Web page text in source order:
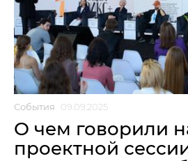
События 09.09.2025
О чем говорили
проектной